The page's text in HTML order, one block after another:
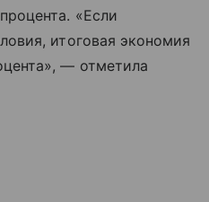
«Если
итоговая экономия
— отметила